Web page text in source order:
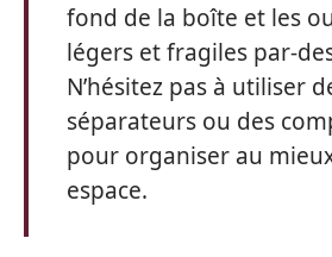
fond de la boîte et les
légers et fragiles par-
N’hésitez pas à utiliser
séparateurs ou des
pour organiser au
espace.